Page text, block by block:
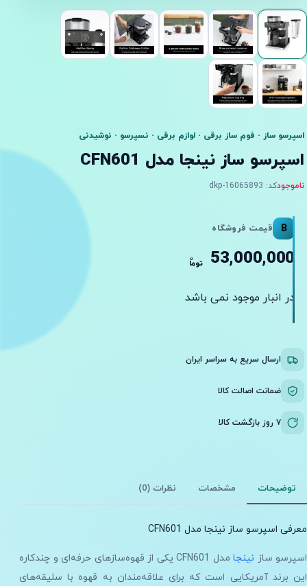
اسپرسو ساز · فوم ساز برقی · لوازم برقی · نسپرسو · نوشیدنی
اسپرسو ساز نینجا مدل CFN601
ناموجودکد: dkp-16065893
B قیمت فروشگاه
53,000,000 توما
ن
در انبار موجود نمی باشد
ارسال سریع به سراسر ایران
ضمانت اصالت کالا
۷ روز بازگشت کالا
توضیحات مشخصات نظرات (0)
معرفی اسپرسو ساز نینجا مدل CFN601
اسپرسو ساز نینجا
مدل CFN601 یکی از قهوه‌سازهای حرفه‌ای و چندکاره
این برند آمریکایی است که برای علاقه‌مندان به قهوه با سلیقه‌های